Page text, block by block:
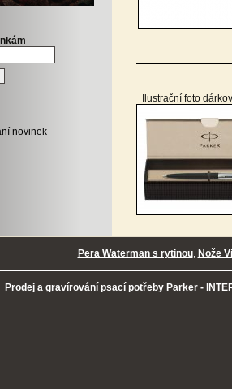
novinek
Ilustrační foto
Pera Waterman s rytinou, Nože
Prodej a gravírování psací potřeby Parker -